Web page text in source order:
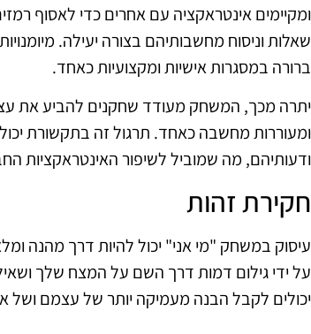
ומקיימים אינטראקציה עם אחרים כדי לאסוף
שאלות וניסוח מחשבותיהם בצורה יעילה.
ברורה במסגרות אישיות ומקצועיות כאחד.
יתרה מכך, המשחק מעודד שחקנים להביע את
ומעוררות מחשבה כאחד. תרגול זה בתקשורת
ודעותיהם, מה שמוביל לשיפור האינטראקציות
חקירת זהות
עיסוק במשחק "מי אני" יכול להיות דרך מהנה
על ידי גילום דמות דרך השם על המצח שלך
יכולים לקבל הבנה מעמיקה יותר של עצמם ושל